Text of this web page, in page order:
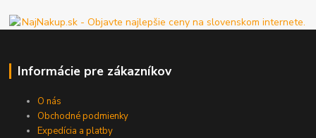
Informácie pre zákazníkov
O nás
Obchodné podmienky
Expedícia a platby